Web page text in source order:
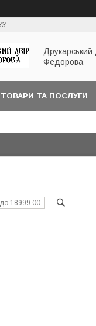
Друкарський
Федорова
ТОВАРИ ТА ПОСЛУГИ